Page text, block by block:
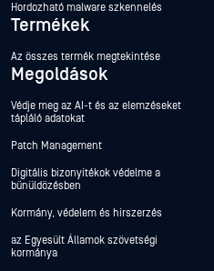
Hordozható malware szkennelés
Termékek
Az összes termék megtekintése
Megoldások
Védje meg az AI-t és az elemzéseket
tápláló adatokat
Patch Management
Digitális bizonyítékok védelme a
bűnüldözésben
Kormány, védelem és hírszerzés
az Egyesült Államok szövetségi
kormánya